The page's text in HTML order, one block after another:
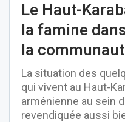
Le Haut-
la famine
la
La situation des
qui vivent au Haut-
arménienne au sein
revendiquée aussi